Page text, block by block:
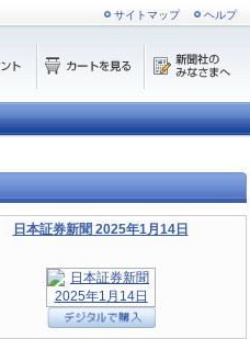
サイトマップ ヘルプ
日本証券新聞 2025年1月14日